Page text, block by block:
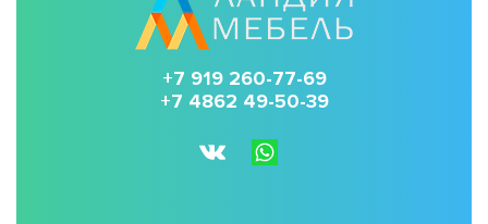
+7 919 260-77-69
+7 4862 49-50-39